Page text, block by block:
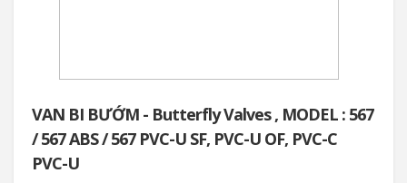
VAN BI BƯỚM - Butterfly Valves , MODEL : 567
/ 567 ABS / 567 PVC-U SF, PVC-U OF, PVC-C
PVC-U